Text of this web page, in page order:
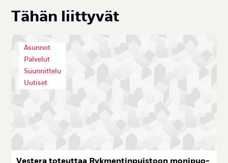
Tä­hän liit­ty­vät
Asunnot
Palvelut
Suunnittelu
Uutiset
Ves­te­ra to­teut­taa Ryk­men­tin­puis­toon mo­ni­puo­